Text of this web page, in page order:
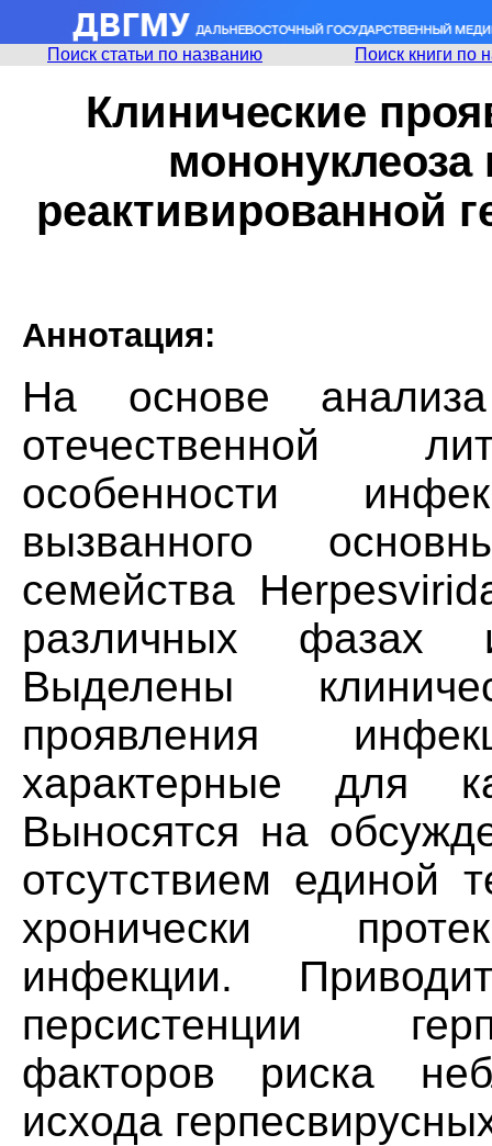
Поиск статьи по названию Поиск книги по
Клинические
реактивированной
Аннотация:
На основе
отечественной
особенности
вызванного
семейства
различных фазах
Выделены
проявления
характерные для
Выносятся на
отсутствием единой
хронически
инфекции.
персистенции
факторов риска
исхода